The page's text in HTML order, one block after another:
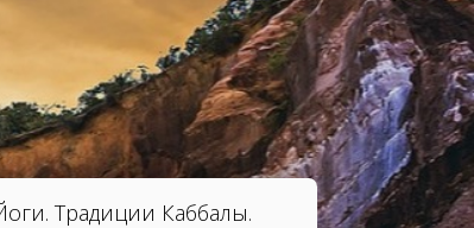
Традиции Каббалы.